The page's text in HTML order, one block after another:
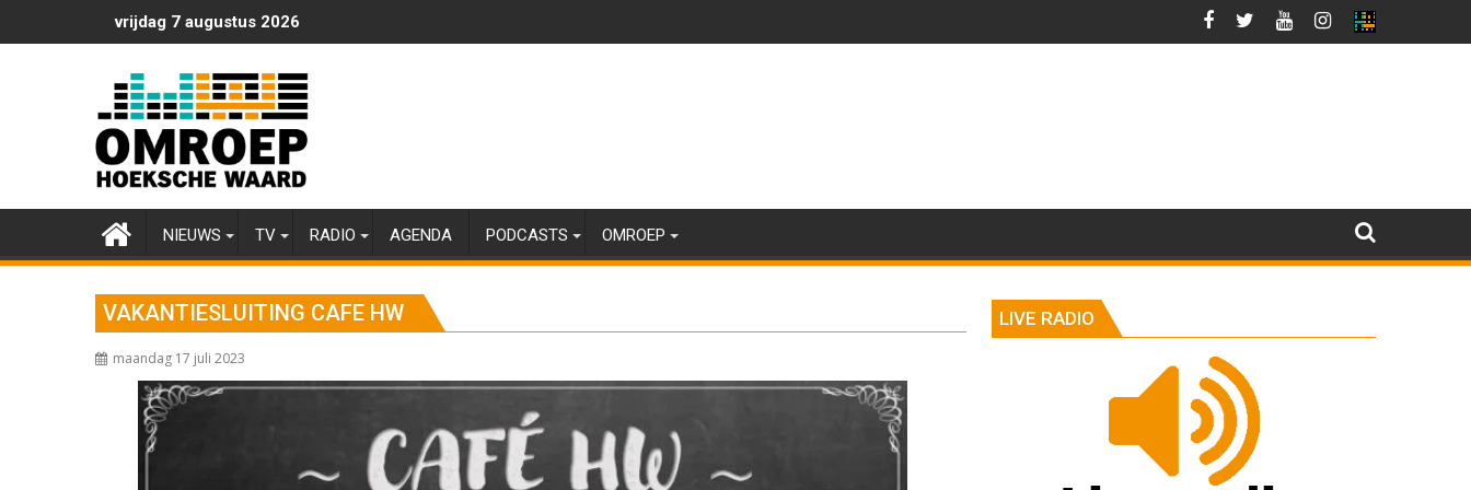
naar
vrijdag 7 augustus 2026
NIEUWS TV RADIO AGENDA PODCASTS OMROEP
VAKANTIESLUITING CAFE HW
maandag 17 juli 2023
LIVE RADIO